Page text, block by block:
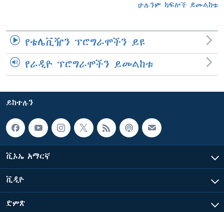
ሁሉንም ክፍሎች ይመልከቱ
የቴሌቪዥን ፕሮግራሞችን ይዩ
የራዲዮ ፕሮግራሞችን ይመልከቱ
ይከተሉን
ቪኦኤ አማርኛ
ቪዲዮ
ድምጽ